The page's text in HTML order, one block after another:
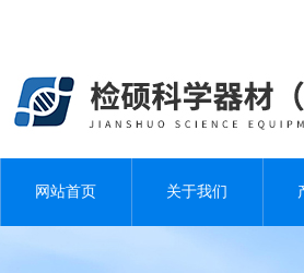
网站首页 关于我们